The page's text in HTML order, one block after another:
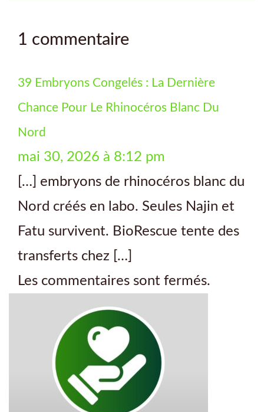
1 commentaire
39 Embryons Congelés : La Dernière
Chance Pour Le Rhinocéros Blanc Du
Nord
mai 30, 2026 à 8:12 pm
[…] embryons de rhinocéros blanc du
Nord créés en labo. Seules Najin et
Fatu survivent. BioRescue tente des
transferts chez […]
Les commentaires sont fermés.